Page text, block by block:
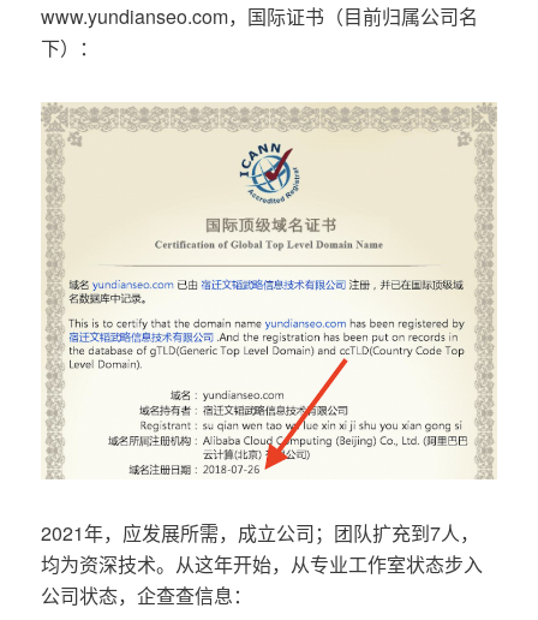
www.yundianseo.com，国际证书（目前归属公司名
下）：
2021年，应发展所需，成立公司；团队扩充到7人，
均为资深技术。从这年开始，从专业工作室状态步入
公司状态，企查查信息：